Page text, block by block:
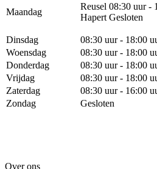
Maandag
Reusel 08:30 uur -
Hapert Gesloten
Dinsdag
08:30 uur - 18:00
Woensdag
08:30 uur - 18:00
Donderdag
08:30 uur - 18:00
Vrijdag
08:30 uur - 18:00
Zaterdag
08:30 uur - 16:00
Zondag
Gesloten
Over ons